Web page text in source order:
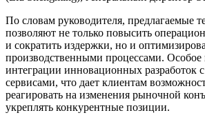
По словам руководителя, предлагаемые
позволяют не только повысить
и сократить издержки, но и
производственными процессами. Особое
интеграции инновационных разработок
сервисами, что дает клиентам
реагировать на изменения рыночной
укреплять конкурентные позиции.